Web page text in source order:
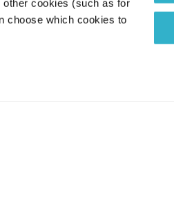
cookies (such as for
choose which cookies to